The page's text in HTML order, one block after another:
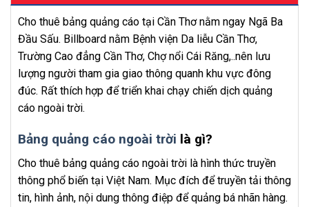
Cho thuê bảng quảng cáo tại Cần Thơ nằm ngay Ngã Ba
Đầu Sấu. Billboard nằm Bệnh viện Da liễu Cần Thơ,
Trường Cao đẳng Cần Thơ, Chợ nổi Cái Răng,..nên lưu
lượng người tham gia giao thông quanh khu vực đông
đúc. Rất thích hợp để triển khai chạy chiến dịch quảng
cáo ngoài trời.
Bảng quảng cáo ngoài trời là gì?
Cho thuê bảng quảng cáo ngoài trời là hình thức truyền
thông phổ biến tại Việt Nam. Mục đích để truyền tải thông
tin, hình ảnh, nội dung thông điệp để quảng bá nhãn hàng.